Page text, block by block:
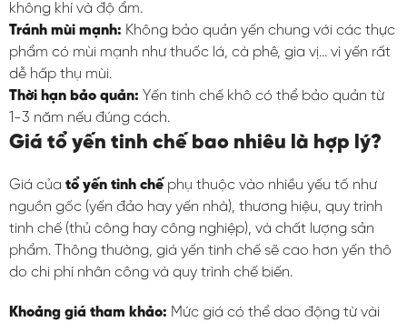
không khí và độ ẩm.
Tránh mùi mạnh: Không bảo quản yến chung với các thực
phẩm có mùi mạnh như thuốc lá, cà phê, gia vị… vì yến rất
dễ hấp thụ mùi.
Thời hạn bảo quản: Yến tinh chế khô có thể bảo quản từ
1-3 năm nếu đúng cách.
Giá tổ yến tinh chế bao nhiêu là hợp lý?
Giá của tổ yến tinh chế phụ thuộc vào nhiều yếu tố như
nguồn gốc (yến đảo hay yến nhà), thương hiệu, quy trình
tinh chế (thủ công hay công nghiệp), và chất lượng sản
phẩm. Thông thường, giá yến tinh chế sẽ cao hơn yến thô
do chi phí nhân công và quy trình chế biến.
Khoảng giá tham khảo: Mức giá có thể dao động từ vài